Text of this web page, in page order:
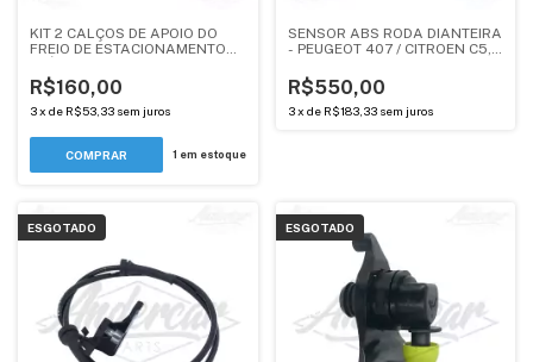
KIT 2 CALÇOS DE APOIO DO
FREIO DE ESTACIONAMENTO
TOURER, C5 X7 - 2.0
(ORIGINAL)
R$160,00
3x de R$53,33 sem juros
1 em estoque
SENSOR ABS RODA DIANTEIRA
- PEUGEOT 407 / CITROEN C5,
(ORIGINAL)
R$550,00
3 x de R$183,33 sem juros
ESGOTADO ESGOTADO